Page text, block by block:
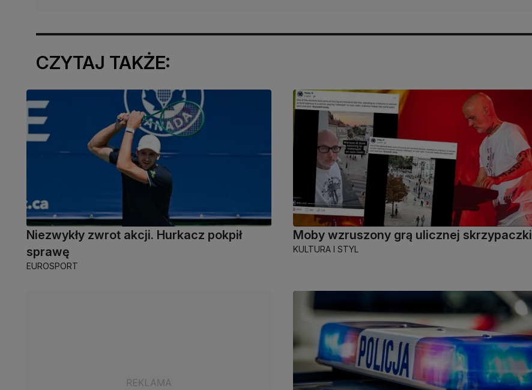
CZYTAJ TAKŻE:
Niezwykły zwrot akcji. Hurkacz pokpił
sprawę
EUROSPORT
Moby wzruszony grą ulicznej skrzypaczki
KULTURA I STYL